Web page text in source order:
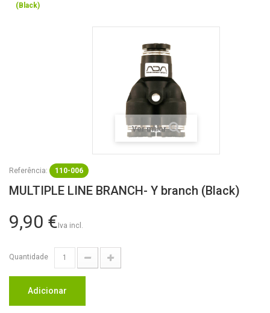
(Black)
Ver maior
Referência: 110-006
MULTIPLE LINE BRANCH- Y branch (Black)
9,90 €Iva incl.
Quantidade
Adicionar